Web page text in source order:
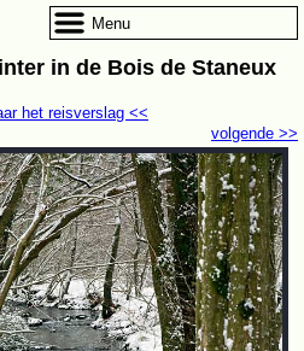
in de Bois de Staneux
volgende >>
het reisverslag <<
Menu